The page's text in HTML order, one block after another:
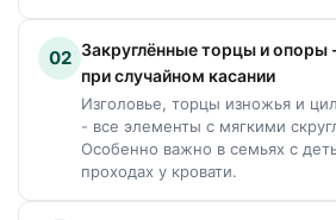
02 Закруглённые торцы и опоры
при случайном касании
Изголовье, торцы изножья и
- все элементы с мягкими
Особенно важно в семьях с
проходах у кровати.